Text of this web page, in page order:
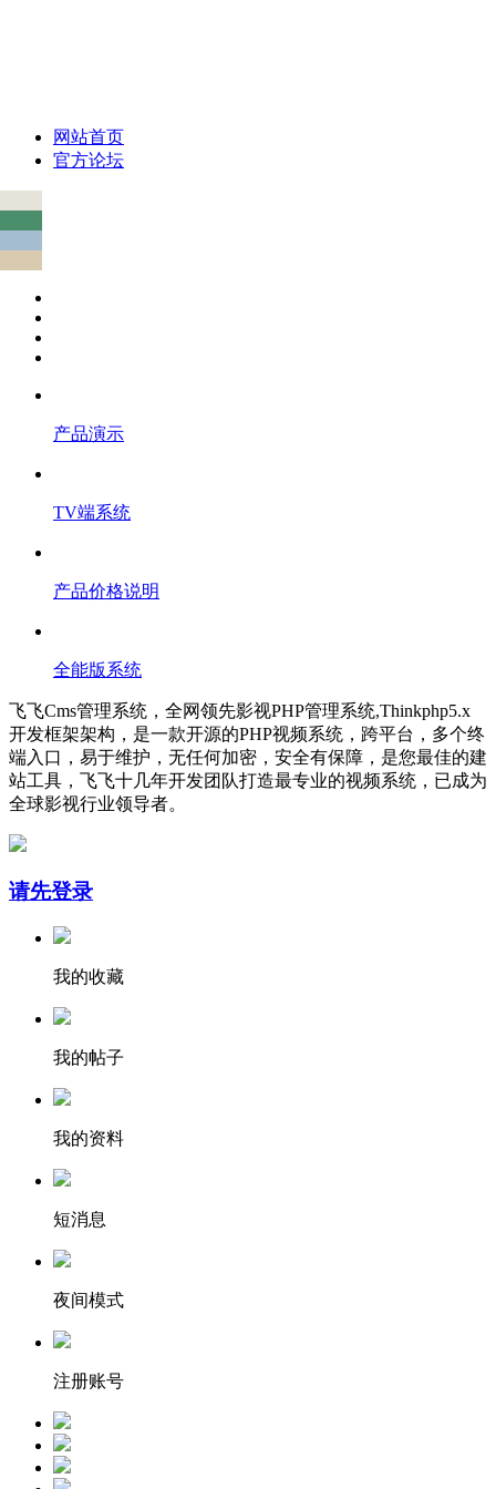
网站首页
官方论坛
产品演示
TV端系统
产品价格说明
全能版系统
飞飞Cms管理系统，全网领先影视PHP管理系统,Thinkphp5.x
开发框架架构，是一款开源的PHP视频系统，跨平台，多个终
端入口，易于维护，无任何加密，安全有保障，是您最佳的建
站工具，飞飞十几年开发团队打造最专业的视频系统，已成为
全球影视行业领导者。
请先登录
我的收藏
我的帖子
我的资料
短消息
夜间模式
注册账号